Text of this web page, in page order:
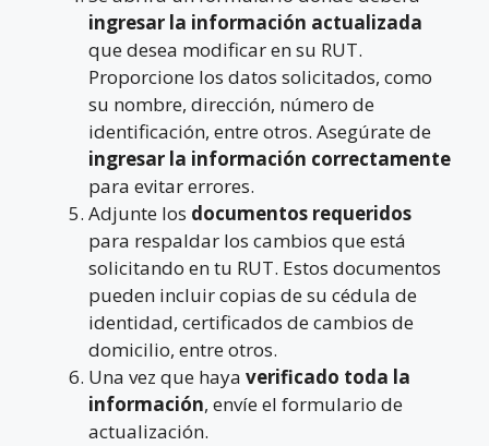
ingresar la información actualizada
que desea modificar en su RUT.
Proporcione los datos solicitados, como
su nombre, dirección, número de
identificación, entre otros. Asegúrate de
ingresar la información correctamente
para evitar errores.
Adjunte los documentos requeridos
para respaldar los cambios que está
solicitando en tu RUT. Estos documentos
pueden incluir copias de su cédula de
identidad, certificados de cambios de
domicilio, entre otros.
Una vez que haya verificado toda la
información, envíe el formulario de
actualización.